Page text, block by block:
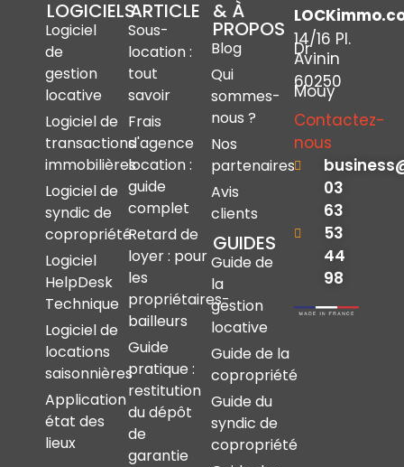
LOGICIELS
Logiciel
de
gestion
locative
Logiciel de
transactions
immobilières
Logiciel de
syndic de
copropriété
Logiciel
HelpDesk
Technique
Logiciel de
locations
saisonnières
Application
état des
lieux
ARTICLE
Sous-
location :
tout
savoir
Frais
d'agence
location :
guide
complet
Retard de
loyer : pour
les
propriétaires-
bailleurs
Guide
pratique :
restitution
du dépôt
de
garantie
& À
PROPOS
Blog
Qui
sommes-
nous ?
Nos
partenaires
Avis
clients
GUIDES
Guide de
la
gestion
locative
Guide de la
copropriété
Guide du
syndic de
copropriété
14/16 Pl.
Dr
Avinin
60250
Mouy
Contactez-
nous
03
63
53
44
98